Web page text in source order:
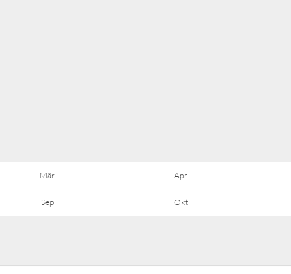
Mär Apr
Sep Okt